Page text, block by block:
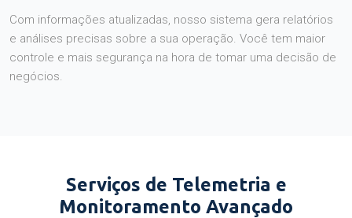
Com informações atualizadas, nosso sistema gera relatórios
e análises precisas sobre a sua operação. Você tem maior
controle e mais segurança na hora de tomar uma decisão de
negócios.
Serviços de Telemetria e
Monitoramento Avançado